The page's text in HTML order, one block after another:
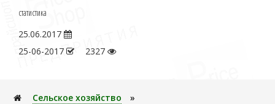
статистика
25.06.2017
25-06-2017
2327
Сельское хозяйство
»